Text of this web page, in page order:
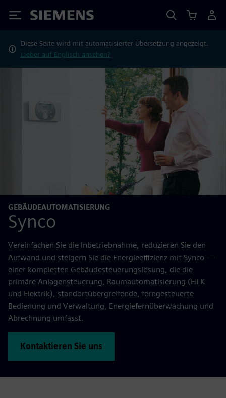
Siemens
Diese Seite wird mit automatisierter Übersetzung angezeigt.
Lieber auf Englisch ansehen?
GEBÄUDEAUTOMATISIERUNG
Synco
Vereinfachen Sie die Inbetriebnahme, reduzieren Sie den
Aufwand und steigern Sie die Energieeffizienz mit Synco —
einer kompletten Gebäudesteuerungslösung, die die
primäre Anlagensteuerung, Raumautomatisierung (HLK
und Elektrik), standortübergreifende, ferngesteuerte
Bedienung und Verwaltung, Energiefernüberwachung und
Abrechnung umfasst.
Kontaktieren Sie uns